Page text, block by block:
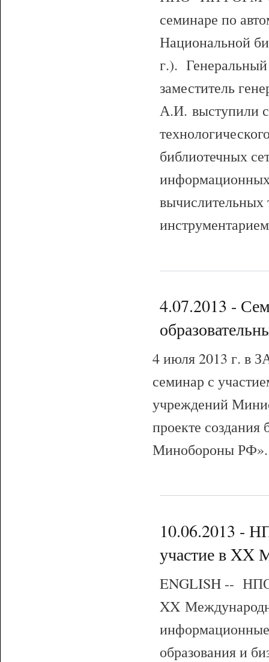
семинаре по
Национальной
г.).
заместитель
А.И. выступили
библиотечных
вычислительных
4.07.2013 -
4 июля 2013 г.
семинар с
учреждений
проекте создания
Минобороны
10.06.2013 -
участие в XX
ENGLISH --
XX
образования и